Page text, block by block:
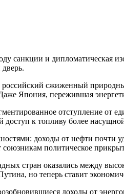
санкции и дипломатическая
российский сжиженный
Япония, пережившая
отступление от
к топливу более
доходы от нефти
политическое
стран оказались между
но теперь ставит
доходы от